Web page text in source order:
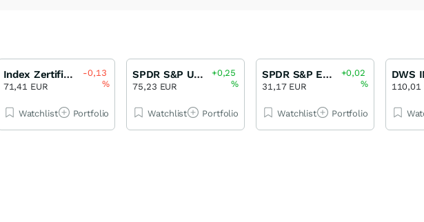
Index Zertifikat Open-End
71,41 EUR
-0,13
%
Watchlist Portfolio
SPDR S&P US Dividend Aristocrats ETF UCITS
75,23 EUR
+0,25
%
Watchlist Portfolio
SPDR S&P Euro Dividend Aristocrats ETF UCITS
31,17 EUR
+0,02
%
Watchlist Portfolio
110,01